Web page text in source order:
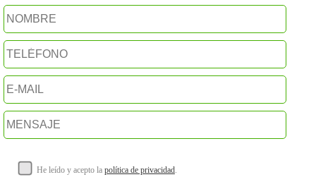
He leído y acepto la política de privacidad.